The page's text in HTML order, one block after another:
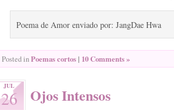
Poema de Amor enviado por: JangDae Hwa
Posted inPoemas cortos | 10 Comments »
JUL
26 Ojos Intensos